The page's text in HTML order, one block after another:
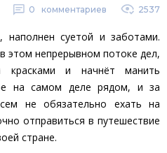
0 комментариев 2537
суетой и заботами.
этом непрерывном потоке дел,
красками и начнёт манить
на самом деле рядом, и за
не обязательно ехать на
отправиться в путешествие
стране.